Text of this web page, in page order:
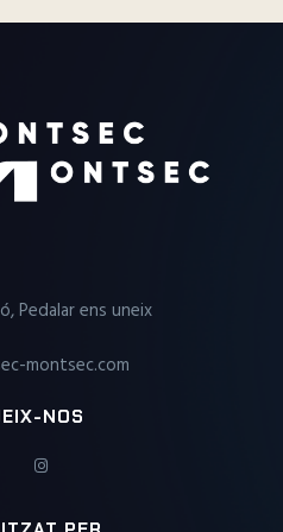
Pedalar ens uneix
montsec.com
NOS